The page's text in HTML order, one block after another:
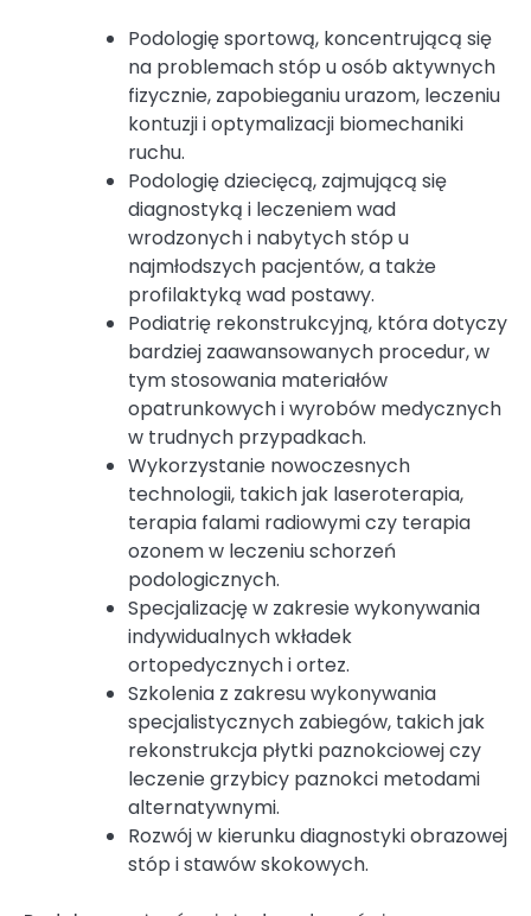
Podologię sportową, koncentrującą się
na problemach stóp u osób aktywnych
fizycznie, zapobieganiu urazom, leczeniu
kontuzji i optymalizacji biomechaniki
ruchu.
Podologię dziecięcą, zajmującą się
diagnostyką i leczeniem wad
wrodzonych i nabytych stóp u
najmłodszych pacjentów, a także
profilaktyką wad postawy.
Podiatrię rekonstrukcyjną, która dotyczy
bardziej zaawansowanych procedur, w
tym stosowania materiałów
opatrunkowych i wyrobów medycznych
w trudnych przypadkach.
Wykorzystanie nowoczesnych
technologii, takich jak laseroterapia,
terapia falami radiowymi czy terapia
ozonem w leczeniu schorzeń
podologicznych.
Specjalizację w zakresie wykonywania
indywidualnych wkładek
ortopedycznych i ortez.
Szkolenia z zakresu wykonywania
specjalistycznych zabiegów, takich jak
rekonstrukcja płytki paznokciowej czy
leczenie grzybicy paznokci metodami
alternatywnymi.
Rozwój w kierunku diagnostyki obrazowej
stóp i stawów skokowych.